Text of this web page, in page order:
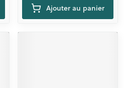
Ajouter au panier